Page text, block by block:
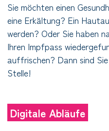
Sie möchten einen
eine Erkältung? Ein
werden? Oder Sie haben
Ihren Impfpass
auffrischen? Dann sind
Stelle!
Digitale Abläufe